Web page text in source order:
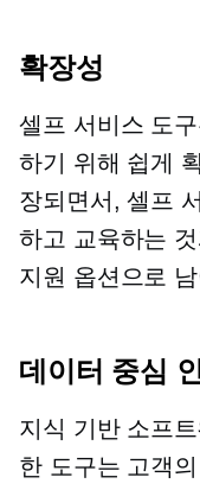
확장성
셀프 서비스 도
하기 위해 쉽게
장되면서,셀프
하고 교육하는
지원 옵션으로
데이터 중심
지식 기반 소프
한 도구는 고객